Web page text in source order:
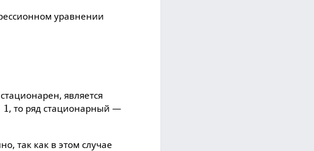
уравнении
является
1
, то ряд стационарный —
так как в этом случае